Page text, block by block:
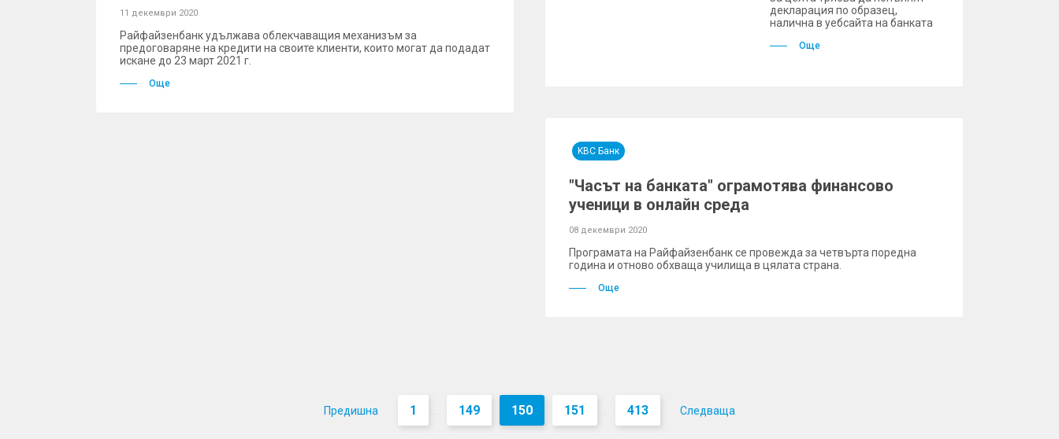
декларация по образец,
налична в уебсайта на банката
Още
11 декември 2020
Райфайзенбанк удължава облекчаващия механизъм за
предоговаряне на кредити на своите клиенти, които могат да подадат
искане до 23 март 2021 г.
Още
KBC Банк
"Часът на банката" ограмотява финансово
ученици в онлайн среда
08 декември 2020
Програмата на Райфайзенбанк се провежда за четвърта поредна
година и отново обхваща училища в цялата страна.
Още
Предишна 1 ... 149 150 151 ... 413 Следваща